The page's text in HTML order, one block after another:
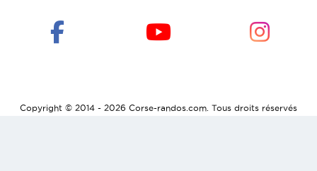
Copyright © 2014 - 2026 Corse-randos.com. Tous droits réservés